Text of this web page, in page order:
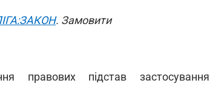
. Замовити
правових підстав застосування